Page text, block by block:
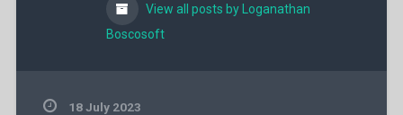
View all posts by Loganathan
Boscosoft
18 July 2023